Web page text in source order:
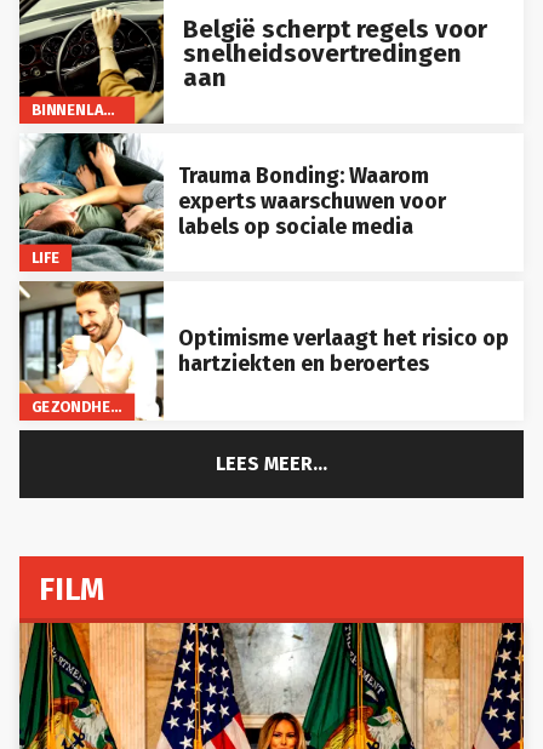
BINNENLAND
België scherpt regels voor
snelheidsovertredingen
aan
LIFE
Trauma Bonding: Waarom
experts waarschuwen voor
labels op sociale media
GEZONDHEID
Optimisme verlaagt het risico op
hartziekten en beroertes
LEES MEER...
FILM